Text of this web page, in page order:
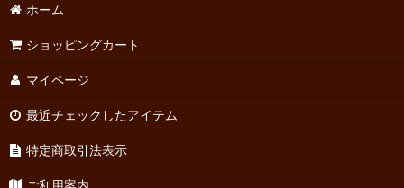
ホーム
ショッピングカート
マイページ
最近チェックしたアイテム
特定商取引法表示